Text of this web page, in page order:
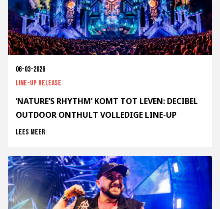
06-03-2026
Line-up release
‘NATURE’S RHYTHM’ KOMT TOT LEVEN: DECIBEL
OUTDOOR ONTHULT VOLLEDIGE LINE-UP
Lees meer